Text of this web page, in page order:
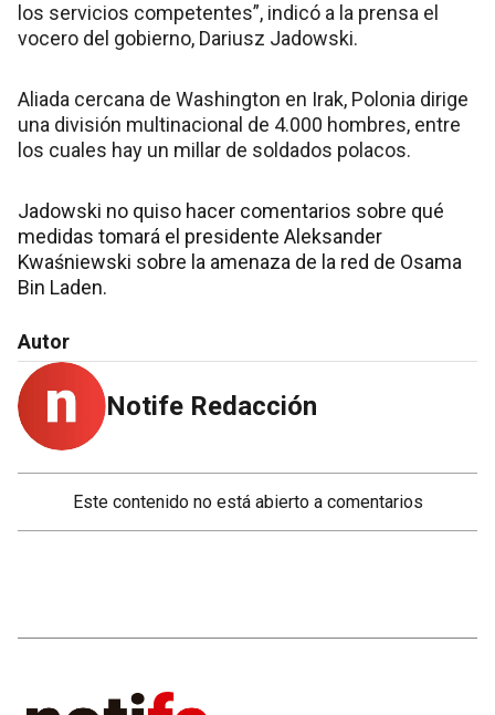
los servicios competentes”, indicó a la prensa el
vocero del gobierno, Dariusz Jadowski.
Aliada cercana de Washington en Irak, Polonia dirige
una división multinacional de 4.000 hombres, entre
los cuales hay un millar de soldados polacos.
Jadowski no quiso hacer comentarios sobre qué
medidas tomará el presidente Aleksander
Kwaśniewski sobre la amenaza de la red de Osama
Bin Laden.
Autor
Notife Redacción
Este contenido no está abierto a comentarios